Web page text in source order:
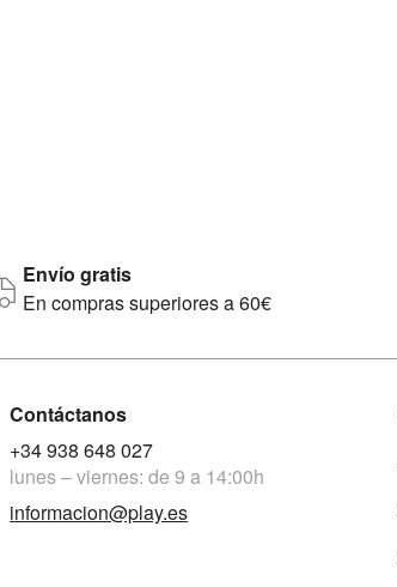
Envío gratis
En compras superiores a 60€
Contáctanos
+34 938 648 027
lunes – viernes: de 9 a 14:00h
informacion@play.es